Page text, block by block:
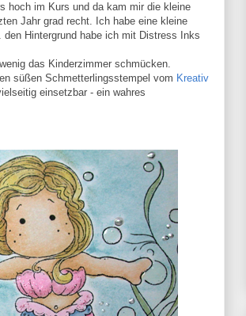
hoch im Kurs und da kam mir die kleine
Jahr grad recht. Ich habe eine kleine
den Hintergrund habe ich mit Distress Inks
das Kinderzimmer schmücken.
süßen Schmetterlingsstempel vom Kreativ
einsetzbar - ein wahres